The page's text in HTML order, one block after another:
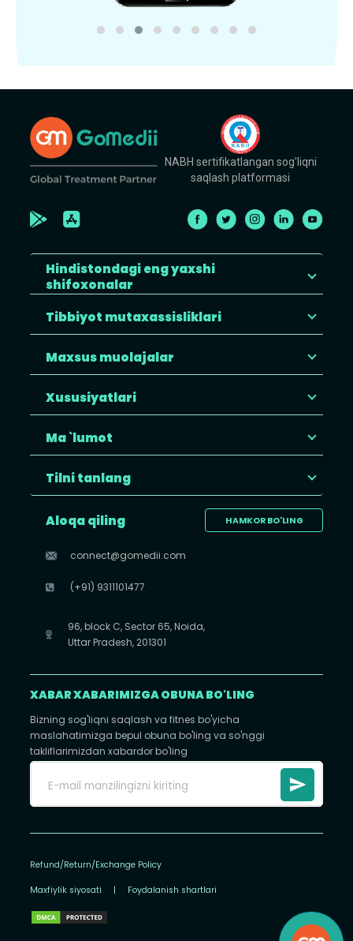
NABH sertifikatlangan sog'liqni
saqlash platformasi
Hindistondagi eng yaxshi
shifoxonalar
Tibbiyot mutaxassisliklari
Maxsus muolajalar
Xususiyatlari
Ma `lumot
Tilni tanlang
HAMKOR BO'LING
Aloqa qiling
connect@gomedii.com
(+91) 9311101477
96, block C, Sector 65, Noida,
Uttar Pradesh, 201301
XABAR XABARIMIZGA OBUNA BO'LING
Bizning sog'liqni saqlash va fitnes bo'yicha
maslahatimizga bepul obuna bo'ling va so'nggi
takliflarimizdan xabardor bo'ling
Refund/Return/Exchange Policy
Maxfiylik siyosati | Foydalanish shartlari